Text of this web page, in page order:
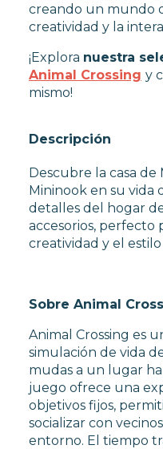
creando un mundo
creatividad y la
¡Explora nuestra
Animal Crossing y
mismo!
Descripción
Descubre la casa de
Mininook en su vida
detalles del hogar
accesorios, perfecto
creatividad y el
Sobre Animal
Animal Crossing es
simulación de vida
mudas a un lugar
juego ofrece una
objetivos fijos,
socializar con
entorno. El tiempo